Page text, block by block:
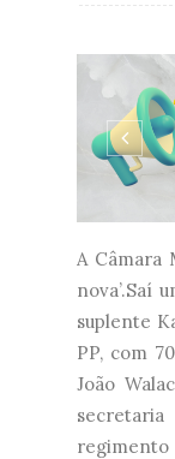
A Câmara
nova’.Saí
suplente
PP, com
João